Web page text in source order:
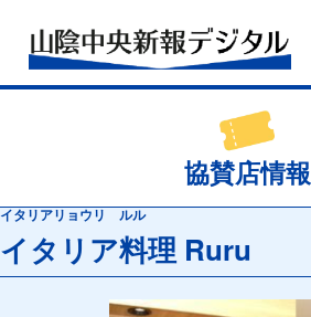
協賛店情報
イタリアリョウリ ルル
イタリア料理 Ruru